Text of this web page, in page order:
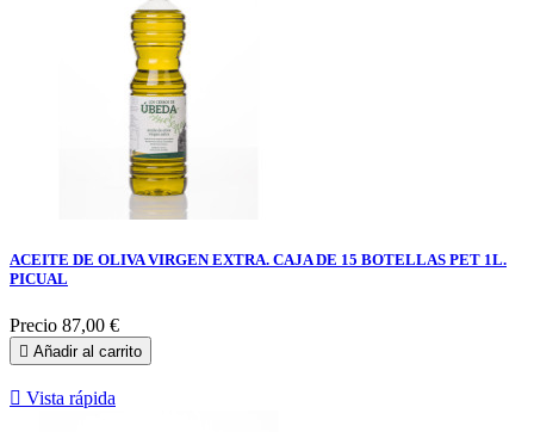
ACEITE DE OLIVA VIRGEN EXTRA. CAJA DE 15 BOTELLAS PET 1L.
PICUAL
Precio 87,00 €
 Añadir al carrito
 Vista rápida